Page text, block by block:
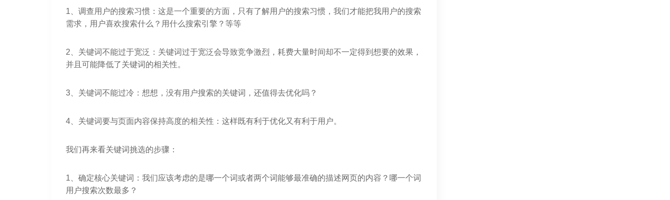
1、调查用户的搜索习惯：这是一个重要的方面，只有了解用户的搜索习惯，我们才能把我用户的搜索
需求，用户喜欢搜索什么？用什么搜索引擎？等等
2、关键词不能过于宽泛：关键词过于宽泛会导致竞争激烈，耗费大量时间却不一定得到想要的效果，
并且可能降低了关键词的相关性。
3、关键词不能过冷：想想，没有用户搜索的关键词，还值得去优化吗？
4、关键词要与页面内容保持高度的相关性：这样既有利于优化又有利于用户。
我们再来看关键词挑选的步骤：
1、确定核心关键词：我们应该考虑的是哪一个词或者两个词能够最准确的描述网页的内容？哪一个词
用户搜索次数最多？